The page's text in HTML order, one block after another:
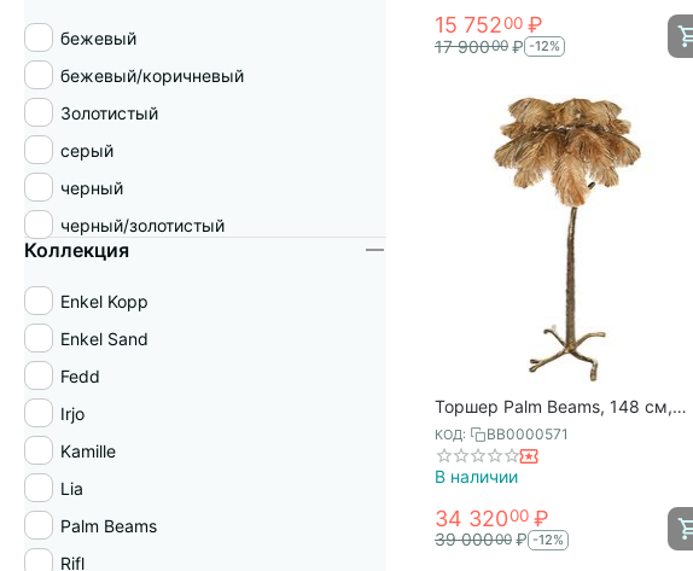
15 75200 ₽
17 90000 ₽ -12%
Торшер Palm Beams, 148 см,
Bergenson Bjorn
КОД: BB0000571
В наличии
34 32000 ₽
39 00000 ₽ -12%
бежевый
бежевый/коричневый
Золотистый
серый
черный
черный/золотистый
Коллекция
Enkel Kopp
Enkel Sand
Fedd
Irjo
Kamille
Lia
Palm Beams
Rifl